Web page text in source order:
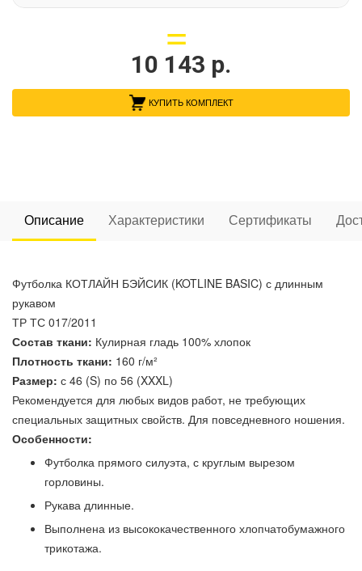
10 143 р.
КУПИТЬ КОМПЛЕКТ
Описание Характеристики Сертификаты
Футболка КОТЛАЙН БЭЙСИК (KOTLINE BASIC) с длинным
рукавом
ТР ТС 017/2011
Состав ткани: Кулирная гладь 100% хлопок
Плотность ткани: 160 г/м²
Размер: с 46 (S) по 56 (XXXL)
Рекомендуется для любых видов работ, не требующих
специальных защитных свойств. Для повседневного ношения.
Особенности:
Футболка прямого силуэта, с круглым вырезом
горловины.
Рукава длинные.
Выполнена из высококачественного хлопчатобумажного
трикотажа.